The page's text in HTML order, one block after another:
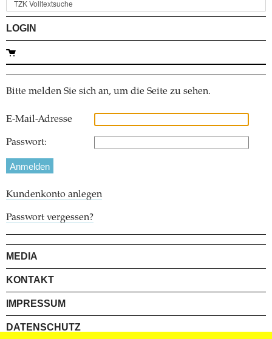
LOGIN
Bitte melden Sie sich an, um die Seite zu sehen.
E-Mail-Adresse
Passwort:
Kundenkonto anlegen
Passwort vergessen?
MEDIA
KONTAKT
IMPRESSUM
DATENSCHUTZ